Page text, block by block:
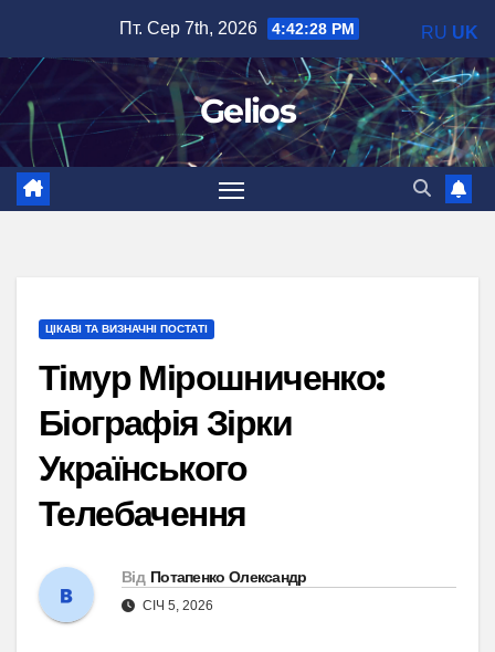
вмісту
Пт. Сер 7th, 2026 4:42:29 PM
Gelios
ЦІКАВІ ТА ВИЗНАЧНІ ПОСТАТІ
Тімур Мірошниченко:
Біографія Зірки
Українського
Телебачення
Від Потапенко Олександр
СІЧ 5, 2026
RU UK